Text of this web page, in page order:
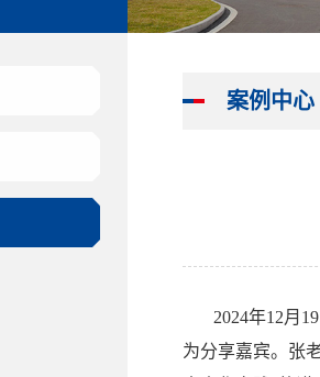
案例中心
2024年12月
为分享嘉宾。张